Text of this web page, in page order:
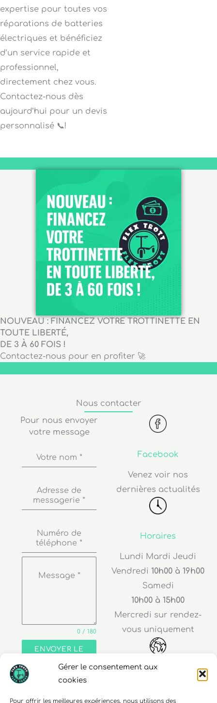
Gérer le consentement aux
cookies
Pour offrir les meilleures expériences, nous utilisons des
expertise pour toutes vos
réparations de batteries
électriques et bénéficiez
d’un service rapide et
professionnel,
directement chez vous.
Contactez-nous dès
aujourd’hui pour un devis
personnalisé 📞!
NOUVEAU : FINANCEZ VOTRE TROTTINETTE EN
TOUTE LIBERTÉ,
DE 3 À 60 FOIS !
Contactez-nous pour en profiter 🚀
Nous contacter
Pour nous envoyer
votre message
Votre nom *
Adresse de
messagerie *
Numéro de
téléphone *
Message *
0 / 180
ENVOYER LE
Facebook
Venez voir nos
dernières actualités
Horaires
Lundi Mardi Jeudi
Vendredi 10h00 à 19h00
Samedi
10h00 à 15h00
Mercredi sur rendez-
vous uniquement
30 rue Edouard Richard